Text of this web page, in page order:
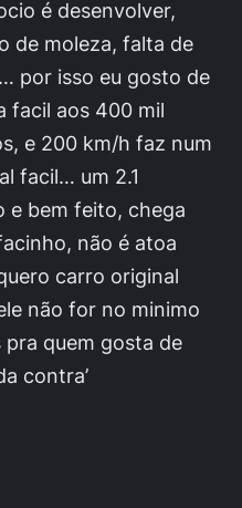
é desenvolver,
de moleza, falta de
por isso eu gosto de
facil aos 400 mil
e 200 km/h faz num
facil… um 2.1
e bem feito, chega
não é atoa
carro original
não for no minimo
pra quem gosta de
contra’